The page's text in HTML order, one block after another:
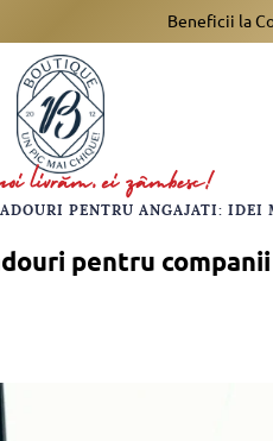
Beneficii la
pentru companii